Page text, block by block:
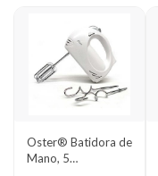
Oster® Batidora de
Mano, 5